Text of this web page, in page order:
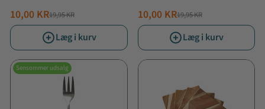
NORMALPRIS
19,95 KR
TILBUDSPRIS
10,00 KR
Læg i kurv
NORMALPRIS
19,95 KR
TILBUDSPRIS
10,00 KR
Læg i kurv
Sensommer udsalg